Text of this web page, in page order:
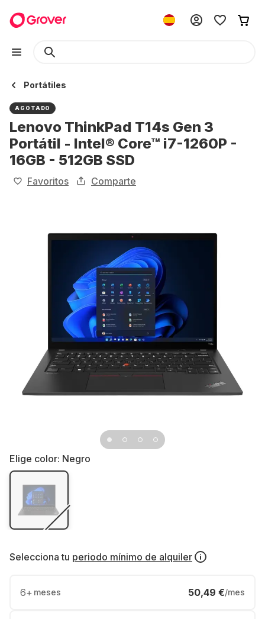
Portátiles
AGOTADO
Lenovo ThinkPad T14s Gen 3
Portátil - Intel® Core™ i7-1260P -
16GB - 512GB SSD
Favoritos Comparte
Elige color: Negro
Selecciona tu periodo mínimo de alquiler
6+ meses 50,49 €/mes